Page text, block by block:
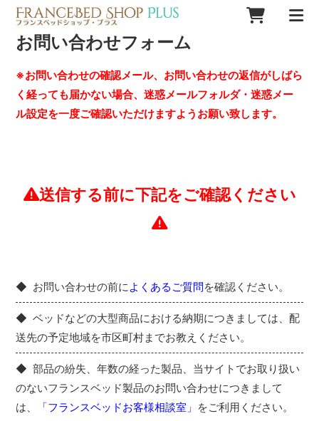
お問い合わせフォーム
※お問い合わせの確認メール、お問い合わせの返信がしばら
く経っても届かない場合、迷惑メールフォルダ・迷惑メー
ル設定を一度ご確認いただけますようお願い致します。
送信する前に下記をご確認ください
お問い合わせの前に よくあるご質問を確認ください。
ベッドなどの大型商品における納期につきましては、配
送先の予定地域を市区町村までお教えください。
部品の紛失、年数の経った製品、当サイトでお取り扱い
のないフランスベッド製品のお問い合わせにつきまして
は、
「フランスベッドお客様相談室」 をご利用ください。